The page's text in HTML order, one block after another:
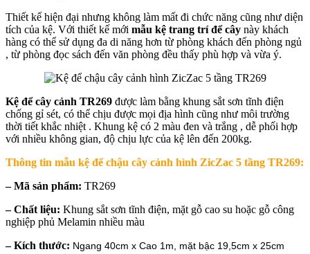
Thiết kế hiện đại nhưng không làm mất đi chức năng cũng như diện
tích của kệ. Với thiết kế mới mẫu kệ trang trí để cây này khách
hàng có thể sử dụng đa di năng hơn từ phòng khách đến phòng ngủ
, từ phòng đọc sách đến văn phòng đều thấy phù hợp và vừa ý.
Kệ để cây cảnh TR269 được làm bằng khung sắt sơn tĩnh điện
chống gỉ sét, có thể chịu được mọi địa hình cũng như môi trường
thời tiết khắc nhiệt . Khung kệ có 2 màu đen và trắng , dễ phối hợp
với nhiều không gian, độ chịu lực của kệ lên đến 200kg.
Thông tin mẫu kệ để chậu cây cảnh hình ZicZac 5 tầng TR269:
–Mã sản phẩm: TR269
– Chất liệu: Khung sắt sơn tĩnh điện, mặt gỗ cao su hoặc gỗ công
nghiệp phủ Melamin nhiều màu
– Kích thước: Ngang 40cm x Cao 1m, mặt bậc 19,5cm x 25cm